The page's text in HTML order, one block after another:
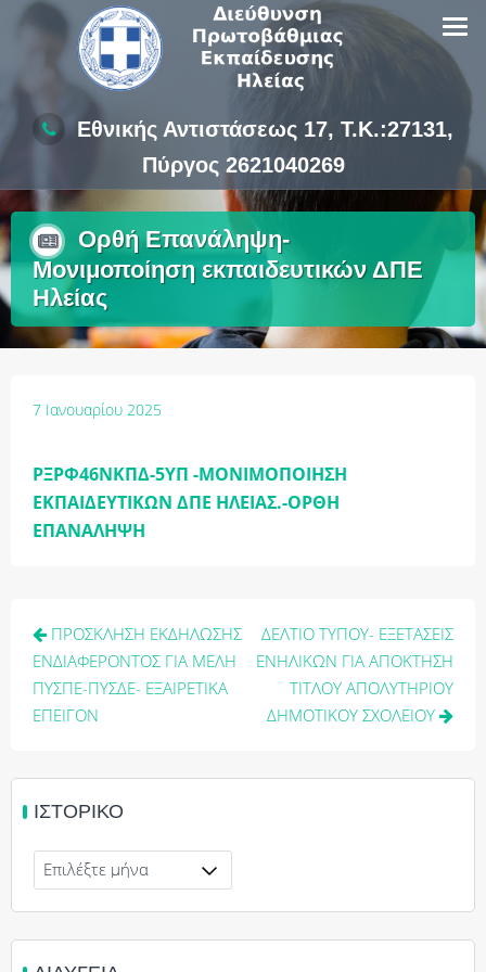
Skip
Εθνικής Αντιστάσεως 17, Τ.Κ.:27131,
Πύργος 2621040269
Ορθή Επανάληψη-
Μονιμοποίηση εκπαιδευτικών ΔΠΕ
Ηλείας
7 Ιανουαρίου 2025
ΡΞΡΦ46ΝΚΠΔ-5ΥΠ -ΜΟΝΙΜΟΠΟΙΗΣΗ
ΕΚΠΑΙΔΕΥΤΙΚΩΝ ΔΠΕ ΗΛΕΙΑΣ.-ΟΡΘΗ
ΕΠΑΝΑΛΗΨΗ
Πλοήγηση
άρθρων
ΠΡΟΣΚΛΗΣΗ ΕΚΔΗΛΩΣΗΣ
ΕΝΔΙΑΦΕΡΟΝΤΟΣ ΓΙΑ ΜΕΛΗ
ΠΥΣΠΕ-ΠΥΣΔΕ- ΕΞΑΙΡΕΤΙΚΑ
ΕΠΕΙΓΟΝ
ΔΕΛΤΙΟ ΤΥΠΟΥ- ΕΞΕΤΑΣΕΙΣ
ΕΝΗΛΙΚΩΝ ΓΙΑ ΑΠΟΚΤΗΣΗ
ΤΙΤΛΟΥ ΑΠΟΛΥΤΗΡΙΟΥ
ΔΗΜΟΤΙΚΟΥ ΣΧΟΛΕΙΟΥ
ΙΣΤΟΡΙΚΌ
Ιστορικό